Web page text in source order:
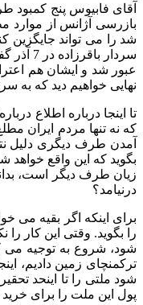
آقای فابیوس پنج کمبود
بازرسی آژانس از موارد
شد را می تواند جایگزین
سردار باقرزاده در 7 آذر
عبور شد و ایشان هم
نهایی خواهیم دید که به
تا اینجا درباره اطلاع
که نه تنها مردم ایران
آمدن طرف دیگری دلیل
بگوید که این واقع خواهد
زیان طرف دیگر است،
درنیامد؟
برای اینکه اگر بقیه می
را بگوید. وقتی این کار
شود، شروع به توجیه می
ترکمنچای زمین دادیم،
شود ملتی را تا اینحد
پول این ملت را برای خرید